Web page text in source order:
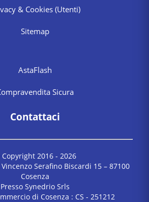
& Cookies (Utenti)
Sitemap
AstaFlash
Sicura
Contattaci
2016 - 2026
Serafino Biscardi 15 – 87100
Cosenza
Presso Synedrio Srls
di Cosenza : CS - 251212